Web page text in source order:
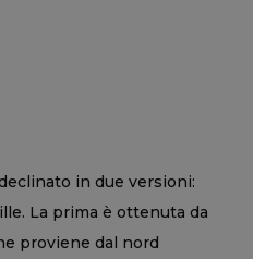
in due versioni:
La prima è ottenuta da
proviene dal nord